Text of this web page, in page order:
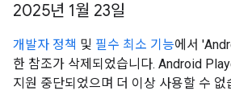
2025년 1월 23일
개발자 정책 및 필수 최소 기능에서
한 참조가 삭제되었습니다. Android
지원 중단되었으며 더 이상 사용할 수 없